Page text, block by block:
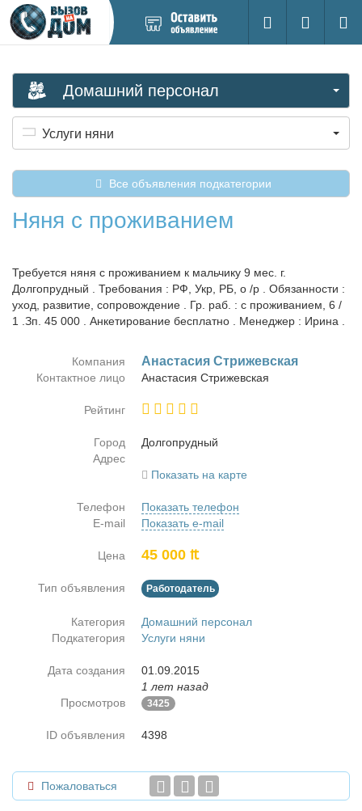
новое
Поиск
Вход на
Домашний персонал
Услуги няни
Все объявления подкатегории
Няня с проживанием
Требуется няня с проживанием к мальчику 9 мес. г.
Долгопрудный . Требования : РФ, Укр, РБ, о /р . Обязанности :
уход, развитие, сопровождение . Гр. раб. : с проживанием, 6 /
1 .Зп. 45 000 . Анкетирование бесплатно . Менеджер : Ирина .
Компания Ана­ста­сия Стри­жев­ская
Контактное лицо Ана­ста­сия Стри­жев­ская
Рейтинг
Город
Дол­го­пруд­ный
Адрес
Показать на карте
Телефон
Показать телефон
E-mail
Показать e-mail
Цена 45 000 ₶
Тип объявления Работодатель
Категория
Домашний персонал
Подкатегория
Услуги няни
Дата создания
01.09.2015
1 лет назад
Просмотров
3425
ID объявления 4398
Пожаловаться